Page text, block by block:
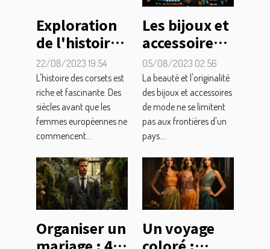
Exploration
de l'histoire
et de la
science
derrière les
corsets
22/08/2023 19:54
L'histoire des corsets est
riche et fascinante. Des
siècles avant que les
femmes européennes ne
commencent...
Les bijoux et
accessoires
tendance
dans
différentes
cultures
05/08/2023 02:56
La beauté et l'originalité
des bijoux et accessoires
de mode ne se limitent
pas aux frontières d'un
pays....
Organiser un
Un voyage